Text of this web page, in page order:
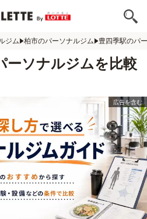
ジム 柏市のパーソナルジム 豊四季駅のパ
ーソナルジムを比較